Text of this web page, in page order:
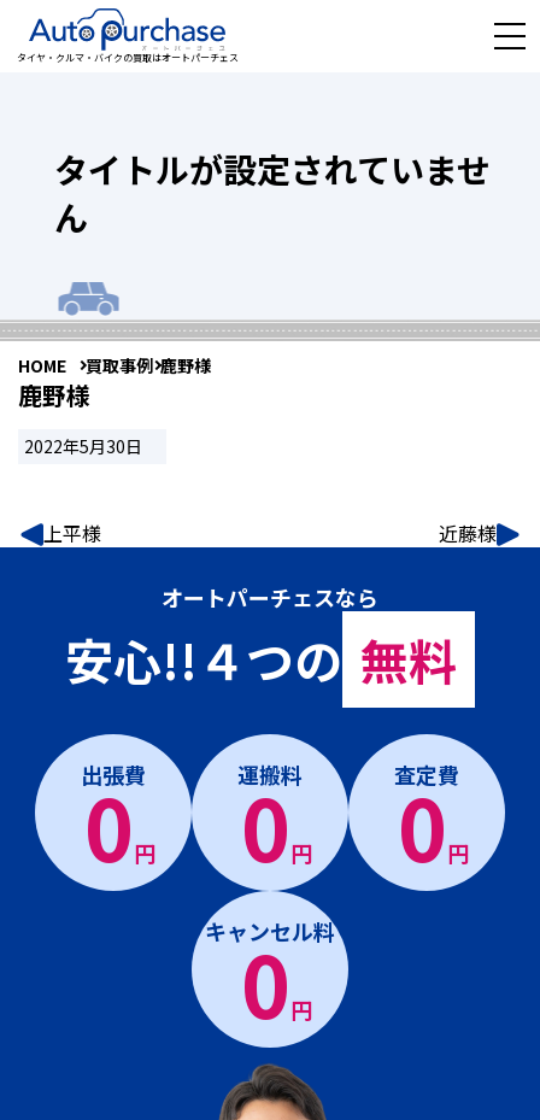
タイヤ・クルマ・バイクの買取はオートパーチェス
タイトルが設定されていませ
ん
HOME 買取事例 鹿野様
鹿野様
2022年5月30日
上平様 近藤様
オートパーチェスなら
安心!!４つの 無料
出張費
0円
運搬料
0円
査定費
0円
キャンセル料
0円